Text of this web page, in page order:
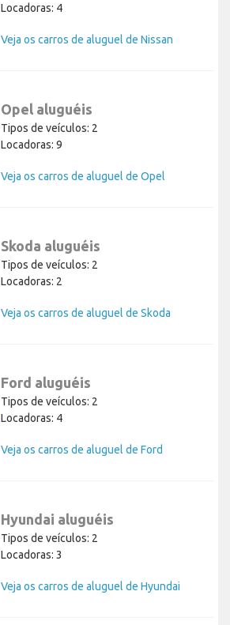
Locadoras: 4
Veja os carros de aluguel de Nissan
Opel aluguéis
Tipos de veículos: 2
Locadoras: 9
Veja os carros de aluguel de Opel
Skoda aluguéis
Tipos de veículos: 2
Locadoras: 2
Veja os carros de aluguel de Skoda
Ford aluguéis
Tipos de veículos: 2
Locadoras: 4
Veja os carros de aluguel de Ford
Hyundai aluguéis
Tipos de veículos: 2
Locadoras: 3
Veja os carros de aluguel de Hyundai